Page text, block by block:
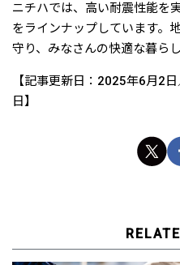
ニチハでは、高い耐震性能を
をラインナップしています。
守り、みなさんの快適な暮ら
【記事更新日：2025年6月2
日】